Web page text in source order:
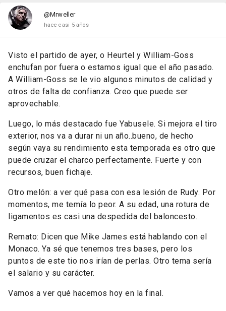
@Mrweller
hace casi 5 años
Visto el partido de ayer, o Heurtel y William-Goss
enchufan por fuera o estamos igual que el año pasado.
A William-Goss se le vio algunos minutos de calidad y
otros de falta de confianza. Creo que puede ser
aprovechable.
Luego, lo más destacado fue Yabusele. Si mejora el tiro
exterior, nos va a durar ni un año..bueno, de hecho
según vaya su rendimiento esta temporada es otro que
puede cruzar el charco perfectamente. Fuerte y con
recursos, buen fichaje.
Otro melón: a ver qué pasa con esa lesión de Rudy. Por
momentos, me temía lo peor. A su edad, una rotura de
ligamentos es casi una despedida del baloncesto.
Remato: Dicen que Mike James está hablando con el
Monaco. Ya sé que tenemos tres bases, pero los
puntos de este tio nos irían de perlas. Otro tema sería
el salario y su carácter.
Vamos a ver qué hacemos hoy en la final.